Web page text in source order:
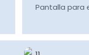
Pantalla para